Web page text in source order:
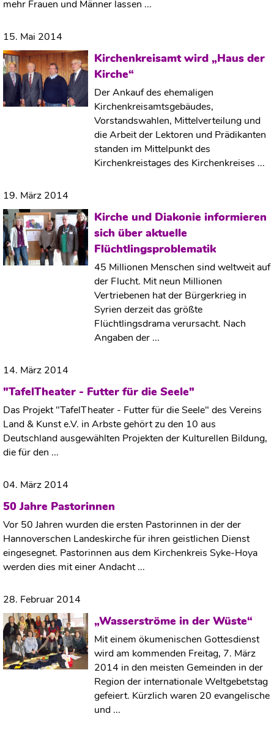
mehr Frauen und Männer lassen ...
15. Mai 2014
Kirchenkreisamt wird „Haus der
Kirche“
Der Ankauf des ehemaligen
Kirchenkreisamtsgebäudes,
Vorstandswahlen, Mittelverteilung und
die Arbeit der Lektoren und Prädikanten
standen im Mittelpunkt des
Kirchenkreistages des Kirchenkreises ...
19. März 2014
Kirche und Diakonie informieren
sich über aktuelle
Flüchtlingsproblematik
45 Millionen Menschen sind weltweit auf
der Flucht. Mit neun Millionen
Vertriebenen hat der Bürgerkrieg in
Syrien derzeit das größte
Flüchtlingsdrama verursacht. Nach
Angaben der ...
14. März 2014
"TafelTheater - Futter für die Seele"
Das Projekt "TafelTheater - Futter für die Seele" des Vereins
Land & Kunst e.V. in Arbste gehört zu den 10 aus
Deutschland ausgewählten Projekten der Kulturellen Bildung,
die für den ...
04. März 2014
50 Jahre Pastorinnen
Vor 50 Jahren wurden die ersten Pastorinnen in der der
Hannoverschen Landeskirche für ihren geistlichen Dienst
eingesegnet. Pastorinnen aus dem Kirchenkreis Syke-Hoya
werden dies mit einer Andacht ...
28. Februar 2014
„Wasserströme in der Wüste“
Mit einem ökumenischen Gottesdienst
wird am kommenden Freitag, 7. März
2014 in den meisten Gemeinden in der
Region der internationale Weltgebetstag
gefeiert. Kürzlich waren 20 evangelische
und ...